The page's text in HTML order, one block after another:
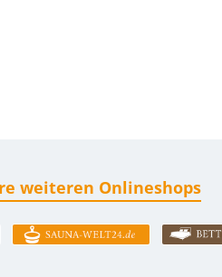
weiteren Onlineshops